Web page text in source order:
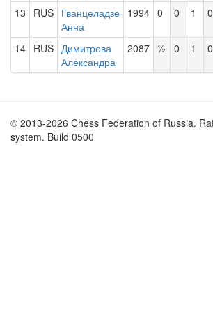
13 RUS Гванцеладзе
Анна
1994 0 0 1 0
14 RUS Димитрова
Александра
2087 ½ 0 1 0
© 2013-2026 Chess Federation of Russia.
system. Build 0500